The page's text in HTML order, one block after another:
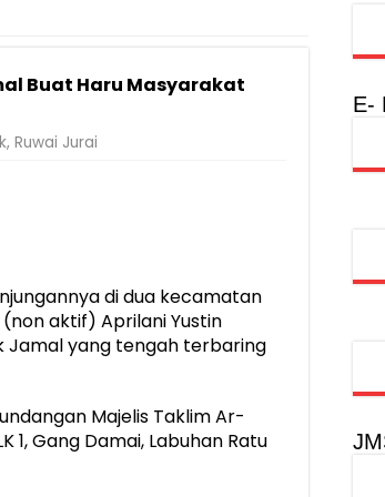
untuk Dukung SDM Unggul dan Masyarakat Sehat
Korban KM Mutiara Sentosa II di RS PHC
Kebakaran KM Mutiara Sentosa II
Korban KM Mutiara Sentosa II di RS PHC Surabaya
Nilai Agama
2026, Dorong Kolaborasi Industri Kreatif dan
Buat Haru Masyarakat
, Ruwai Jurai
di dua kecamatan
aktif) Aprilani Yustin
Jamal yang tengah terbaring
Majelis Taklim Ar-
1, Gang Damai, Labuhan Ratu
E-